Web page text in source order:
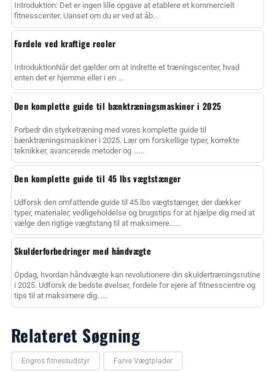
Introduktion: Det er ingen lille opgave at etablere et kommercielt
fitnesscenter. Uanset om du er ved at åb...
Fordele ved kraftige reoler
IntroduktionNår det gælder om at indrette et træningscenter, hvad
enten det er hjemme eller i en ...
Den komplette guide til bænktræningsmaskiner i 2025
Forbedr din styrketræning med vores komplette guide til
bænktræningsmaskiner i 2025. Lær om forskellige typer, korrekte
teknikker, avancerede metoder og ......
Den komplette guide til 45 lbs vægtstænger
Udforsk den omfattende guide til 45 lbs vægtstænger, der dækker
typer, materialer, vedligeholdelse og brugstips for at hjælpe dig med at
vælge den rigtige vægtstang til at maksimere......
Skulderforbedringer med håndvægte
Opdag, hvordan håndvægte kan revolutionere din skuldertræningsrutine
i 2025. Udforsk de bedste øvelser, fordele for ejere af fitnesscentre og
tips til at maksimere dig......
Relateret Søgning
Engros fitnessudstyr Farve Vægtplader